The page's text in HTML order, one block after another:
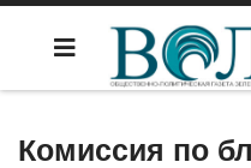
Комиссия по